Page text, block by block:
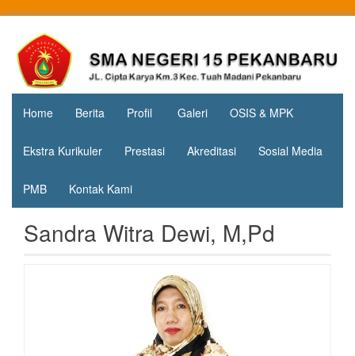
contentSMA
Negeri 15
Pekanbaru
Jl. Cipta
Karya
KM.3, Kec.
Tuah
Madani,
Home Berita Profil Galeri OSIS & MPK
Ekstra Kurikuler Prestasi Akreditasi Sosial Media
PMB Kontak Kami
Sandra Witra Dewi, M,Pd